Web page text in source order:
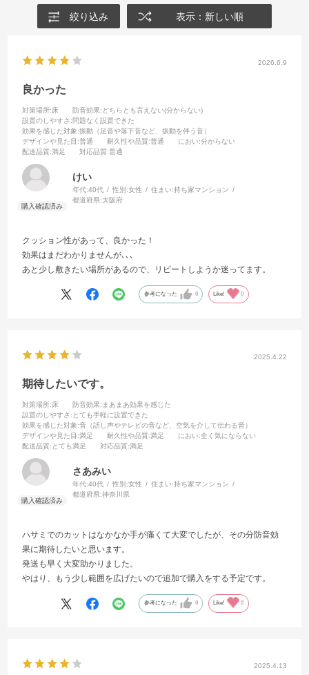
絞り込み 表示：新しい順
2026.6.9
良かった
対策場所:床 防音効果:どちらとも言えない(分からない)
設置のしやすさ :問題なく設置できた
効果を感じた対象:振動（足音や落下音など、振動を伴う音）
デザインや見た目 :普通 耐久性や品質:普通 におい:分からない
配送品質:満足 対応品質:普通
けい
年代:40代 性別:女性 住まい:持ち家マンション
都道府県:大阪府
クッション性があって、良かった！
効果はまだわかりませんが､､､
あと少し敷きたい場所があるので、リピートしようか迷ってます。
参考になった 0 Like! 0
2025.4.22
期待したいです。
対策場所:床 防音効果:まあまあ効果を感じた
設置のしやすさ :とても手軽に設置できた
効果を感じた対象:音（話し声やテレビの音など、空気を介して伝わる音）
デザインや見た目 :満足 耐久性や品質:満足 におい:全く気にならない
配送品質:とても満足 対応品質:満足
さあみい
年代:40代 性別:女性 住まい:持ち家マンション
都道府県:神奈川県
ハサミでのカットはなかなか手が痛くて大変でしたが、その分防音効
果に期待したいと思います。
発送も早く大変助かりました。
やはり、もう少し範囲を広げたいので追加で購入をする予定です。
参考になった 0 Like! 3
2025.4.13